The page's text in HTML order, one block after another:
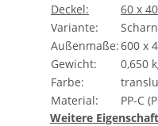
Deckel:
60 x
Variante:
Außenmaße:600 x
Gewicht:
0,650
Farbe:
Material:
PP-C
Weitere